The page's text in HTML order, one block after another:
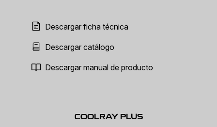
Descargar ficha técnica
Descargar catálogo
Descargar manual de producto
COOLRAY PLUS